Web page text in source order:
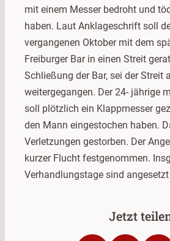
mit einem Messer bedroht und
haben. Laut Anklageschrift soll
vergangenen Oktober mit dem
Freiburger Bar in einen Streit
Schließung der Bar, sei der Streit
weitergegangen. Der 24- jährige
soll plötzlich ein Klappmesser
den Mann eingestochen haben.
Verletzungen gestorben. Der
kurzer Flucht festgenommen.
Verhandlungstage sind